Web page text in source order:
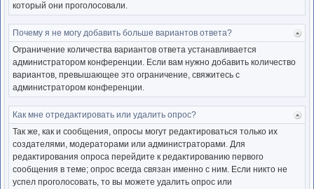
который они проголосовали.
Почему я не могу добавить больше вариантов ответа?
Ограничение количества вариантов ответа устанавливается
администратором конференции. Если вам нужно добавить количество
вариантов, превышающее это ограничение, свяжитесь с
администратором конференции.
Как мне отредактировать или удалить опрос?
Так же, как и сообщения, опросы могут редактироваться только их
создателями, модераторами или администраторами. Для
редактирования опроса перейдите к редактированию первого
сообщения в теме; опрос всегда связан именно с ним. Если никто не
успел проголосовать, то вы можете удалить опрос или